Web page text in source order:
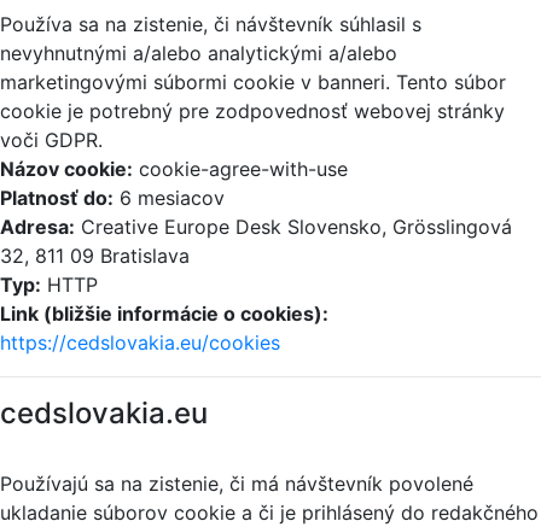
Používa sa na zistenie, či návštevník súhlasil s
nevyhnutnými a/alebo analytickými a/alebo
marketingovými súbormi cookie v banneri. Tento súbor
cookie je potrebný pre zodpovednosť webovej stránky
voči GDPR.
Názov cookie: cookie-agree-with-use
Platnosť do: 6 mesiacov
Adresa: Creative Europe Desk Slovensko, Grösslingová
32, 811 09 Bratislava
Typ: HTTP
Link (bližšie informácie o cookies):
https://cedslovakia.eu/cookies
cedslovakia.eu
Používajú sa na zistenie, či má návštevník povolené
ukladanie súborov cookie a či je prihlásený do redakčného